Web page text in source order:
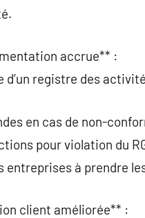
accrue** :
d’un registre des
en cas de non-
pour violation du
entreprises à prendre
client améliorée** :